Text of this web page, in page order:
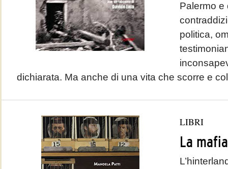
Palermo e
politica,
dichiarata. Ma anche di una vita che scorre e
LIBRI
La